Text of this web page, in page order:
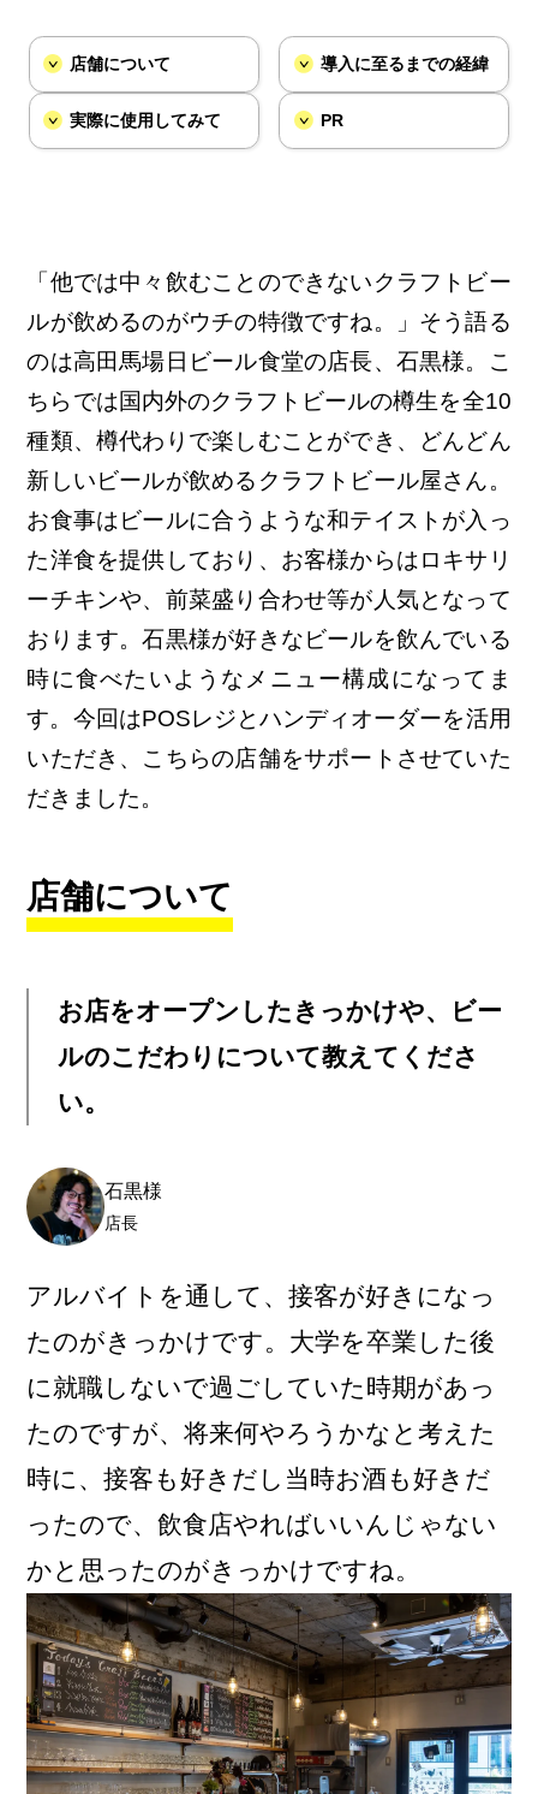
店舗について 導入に至るまでの経緯
実際に使用してみて PR
「他では中々飲むことのできないクラフトビー
ルが飲めるのがウチの特徴ですね。」そう語る
のは高田馬場日ビール食堂の店長、石黒様。こ
ちらでは国内外のクラフトビールの樽生を全10
種類、樽代わりで楽しむことができ、どんどん
新しいビールが飲めるクラフトビール屋さん。
お食事はビールに合うような和テイストが入っ
た洋食を提供しており、お客様からはロキサリ
ーチキンや、前菜盛り合わせ等が人気となって
おります。石黒様が好きなビールを飲んでいる
時に食べたいようなメニュー構成になってま
す。今回はPOSレジとハンディオーダーを活用
いただき、こちらの店舗をサポートさせていた
だきました。
店舗について
お店をオープンしたきっかけや、ビー
ルのこだわりについて教えてくださ
い。
石黒様
店長
アルバイトを通して、接客が好きになっ
たのがきっかけです。大学を卒業した後
に就職しないで過ごしていた時期があっ
たのですが、将来何やろうかなと考えた
時に、接客も好きだし当時お酒も好きだ
ったので、飲食店やればいいんじゃない
かと思ったのがきっかけですね。